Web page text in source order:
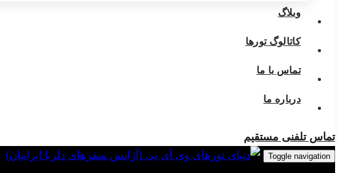
وبلاگ
کاتالوگ تورها
تماس با ما
درباره ما
تماس تلفنی مستقیم
Toggle navigation